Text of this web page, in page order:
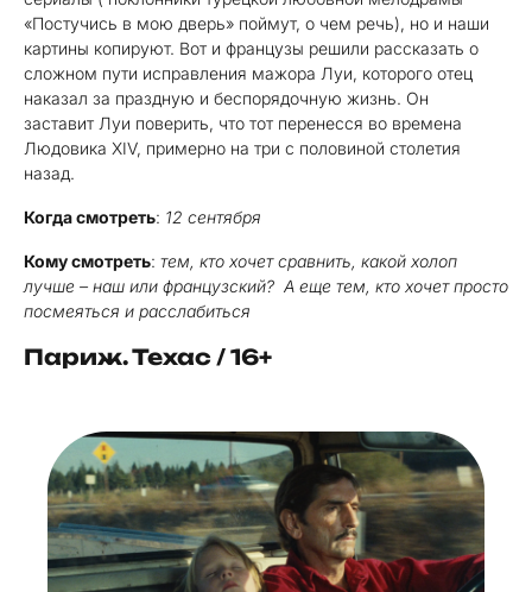
«Постучись в мою дверь» поймут, о чем речь), но и наши
картины копируют. Вот и французы решили рассказать о
сложном пути исправления мажора Луи, которого отец
наказал за праздную и беспорядочную жизнь. Он
заставит Луи поверить, что тот перенесся во времена
Людовика XIV, примерно на три с половиной столетия
назад.
Когда смотреть: 12 сентября
Кому смотреть: тем, кто хочет сравнить, какой холоп
лучше – наш или французский? А еще тем, кто хочет просто
посмеяться и расслабиться
Париж. Техас / 16+